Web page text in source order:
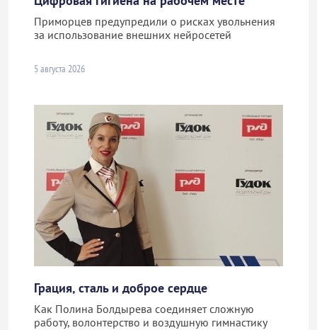
Приморцев предупредили о рисках увольнения
за использование внешних нейросетей
5 августа 2026
Грация, сталь и доброе сердце
Как Полина Болдырева соединяет сложную
работу, волонтерство и воздушную гимнастику